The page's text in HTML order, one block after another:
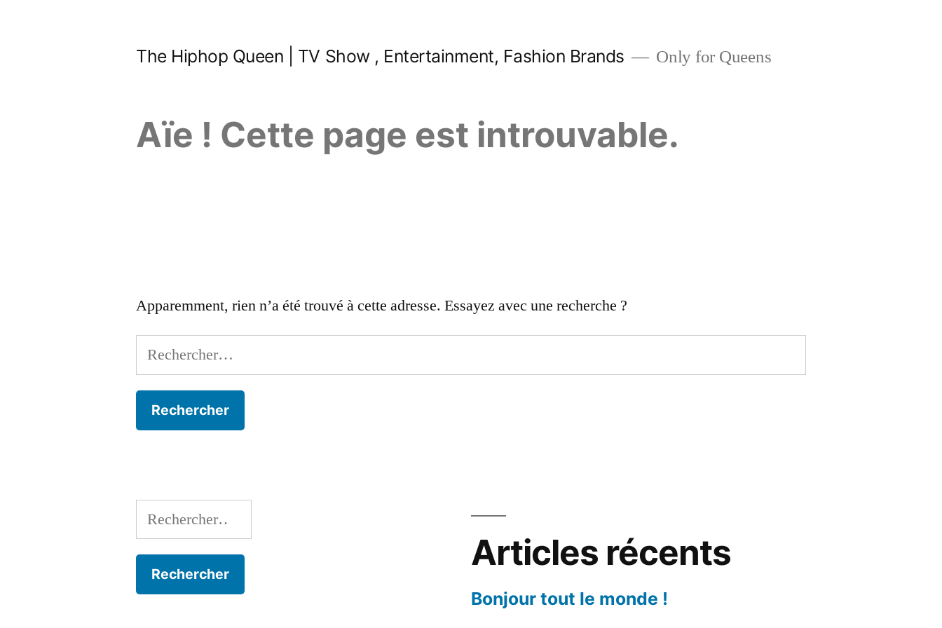
The Hiphop Queen | TV Show , Entertainment, Fashion Brands Only for Queens
Aïe ! Cette page est introuvable.
Apparemment, rien n’a été trouvé à cette adresse. Essayez avec une recherche ?
Rechercher :
Rechercher :
Articles récents
Bonjour tout le monde !